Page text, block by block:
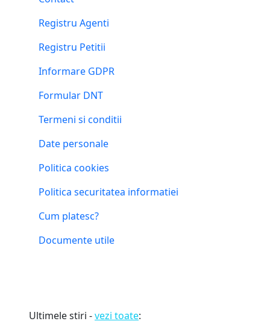
Registru Agenti
Registru Petitii
Informare GDPR
Formular DNT
Termeni si conditii
Date personale
Politica cookies
Politica securitatea informatiei
Cum platesc?
Documente utile
Ultimele stiri -vezi toate: